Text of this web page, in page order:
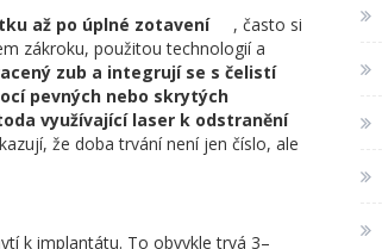
až po úplné zotavení
, často si
zákroku, použitou technologií a
zub a integrují se s čelistí
pevných nebo skrytých
využívající laser k odstranění
že doba trvání není jen číslo, ale
k implantátu. To obvykle trvá 3–